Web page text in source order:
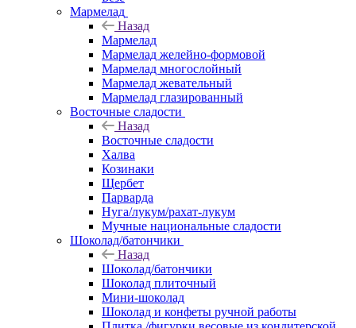
Мармелад
Назад
Мармелад
Мармелад желейно-формовой
Мармелад многослойный
Мармелад жевательный
Мармелад глазированный
Восточные сладости
Назад
Восточные сладости
Халва
Козинаки
Щербет
Парварда
Нуга/лукум/рахат-лукум
Мучные национальные сладости
Шоколад/батончики
Назад
Шоколад/батончики
Шоколад плиточный
Мини-шоколад
Шоколад и конфеты ручной работы